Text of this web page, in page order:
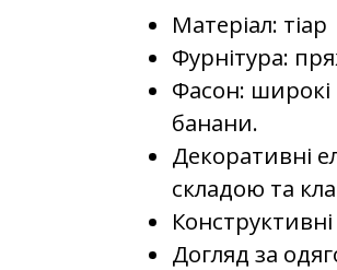
Матеріал: тіар
Фурнітура:
Фасон:
банани.
Декоративні
складою та
Догляд за